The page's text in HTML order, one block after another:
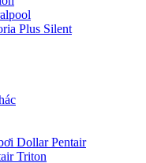
Plus Silent
Dollar Pentair
Triton